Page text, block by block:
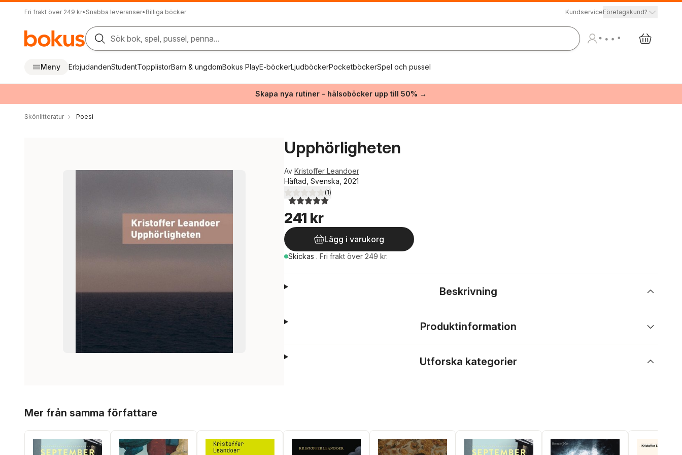
Fri frakt över 249 kr• Snabba leveranser• Billiga böcker KundserviceFöretagskund?
Sök bok, spel, pussel, penna...
Meny ErbjudandenStudentTopplistorBarn & ungdomBokus PlayE-böckerLjudböckerPocketböckerSpel och pussel
Skapa nya rutiner – hälsoböcker upp till 50% →
Skönlitteratur Poesi
Upphörligheten
Av Kristoffer Leandoer
Häftad, Svenska, 2021
5,0utav 5 stjärnor. Totalt antal röster:
(1)
241 kr
Lägg i varukorg
Skickas . Fri frakt över 249 kr.
Beskrivning
Produktinformation
Utforska kategorier
Mer från samma författare